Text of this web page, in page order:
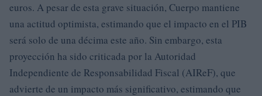
euros. A pesar de esta grave situación, Cuerpo mantiene
una actitud optimista, estimando que el impacto en el PIB
será solo de una décima este año. Sin embargo, esta
proyección ha sido criticada por la Autoridad
Independiente de Responsabilidad Fiscal (AIReF), que
advierte de un impacto más significativo, estimando que